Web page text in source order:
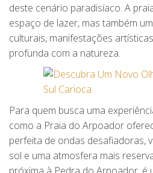
deste cenário paradisíaco. A
espaço de lazer, mas também
culturais, manifestações
profunda com a natureza.
Para quem busca uma
como a Praia do Arpoador
perfeita de ondas desafiadoras,
sol e uma atmosfera mais